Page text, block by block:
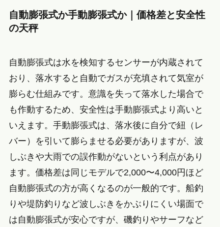
自動膨張式か手動膨張式か｜価格差と安全性
の天秤
自動膨張式は水を検知するセンサーが内蔵されて
おり、落水すると自動でガスが充填されて気室が
膨らむ仕組みです。意識を失って落水した場合で
も作動するため、安全性は手動膨張式より高いと
いえます。手動膨張式は、落水後に自分で紐（レ
バー）を引いて膨らませる必要がありますが、波
しぶきや大雨での誤作動がないという利点があり
ます。価格差は同じモデルで2,000〜4,000円ほど
自動膨張式の方が高くなるのが一般的です。船釣
りや堤防釣りなど波しぶきをかぶりにくい場面で
は自動膨張式が安心ですが、磯釣りやサーフなど